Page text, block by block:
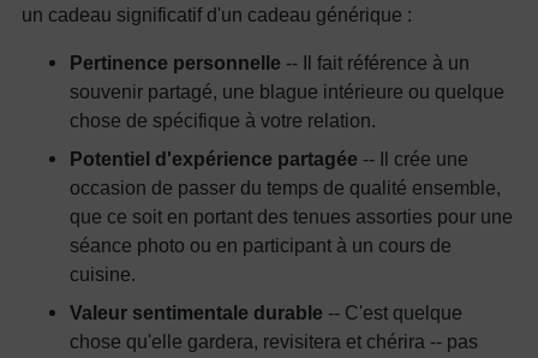
un cadeau significatif d'un cadeau générique :
Pertinence personnelle -- Il fait référence à un
souvenir partagé, une blague intérieure ou quelque
chose de spécifique à votre relation.
Potentiel d'expérience partagée -- Il crée une
occasion de passer du temps de qualité ensemble,
que ce soit en portant des tenues assorties pour une
séance photo ou en participant à un cours de
cuisine.
Valeur sentimentale durable -- C'est quelque
chose qu'elle gardera, revisitera et chérira -- pas